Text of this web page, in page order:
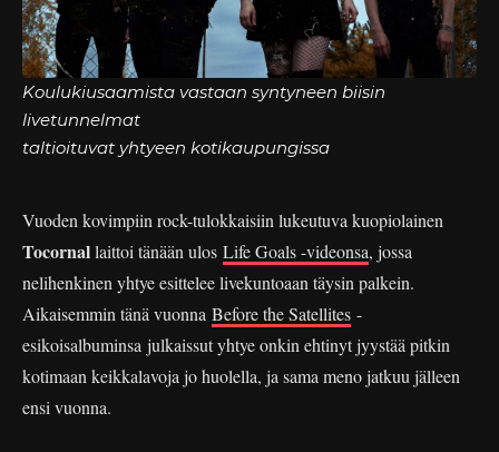
Koulukiusaamista vastaan syntyneen biisin
livetunnelmat
taltioituvat yhtyeen kotikaupungissa
Vuoden kovimpiin rock-tulokkaisiin lukeutuva kuopiolainen
Tocornallaittoi tänään ulos Life Goals -videonsa, jossa
nelihenkinen yhtye esittelee livekuntoaan täysin palkein.
Aikaisemmin tänä vuonna Before the Satellites -
esikoisalbuminsa julkaissut yhtye onkin ehtinyt jyystää pitkin
kotimaan keikkalavoja jo huolella, ja sama meno jatkuu jälleen
ensi vuonna.